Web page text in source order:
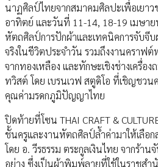
นาฏศิลป์ไทยจากสมาคมศิลปะเพื่อเยาว
อาทิตย์ และวันที่ 11-14, 18-19 เมษา
หัตถศิลป์การปักผ้าและเทคนิคการจับจี
จริงในชีวิตประจำวัน รวมถึงงานคราฟต์
จากทองเหลือง และทักษะเชิงช่างเครื่อ
ทวิสต์ โดย เบรนเวฟ สตูดิโอ ที่เชิญชว
คุณค่ามรดกภูมิปัญญาไทย
ปิดท้ายที่โซน THAI CRAFT &
ชั้นครูและงานหัตถศิลป์ล้ำค่ามาให้เลือ
โดย อ. วีรธรรม ตระกูลเงินไทย จากร้า
อย่าง ซึ่งเป็นผ้าพิมพ์ลายที่ใช้ในราชส